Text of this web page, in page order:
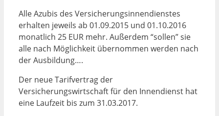
Alle Azubis des Versicherungsinnendienstes
erhalten jeweils ab 01.09.2015 und 01.10.2016
monatlich 25 EUR mehr. Außerdem “sollen” sie
alle nach Möglichkeit übernommen werden nach
der Ausbildung….
Der neue Tarifvertrag der
Versicherungswirtschaft für den Innendienst hat
eine Laufzeit bis zum 31.03.2017.